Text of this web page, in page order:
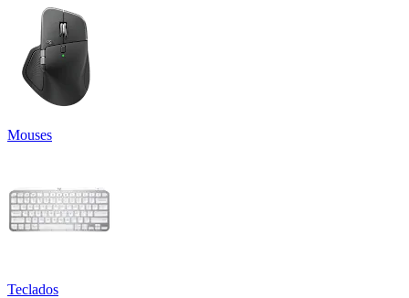
Mouses
Teclados